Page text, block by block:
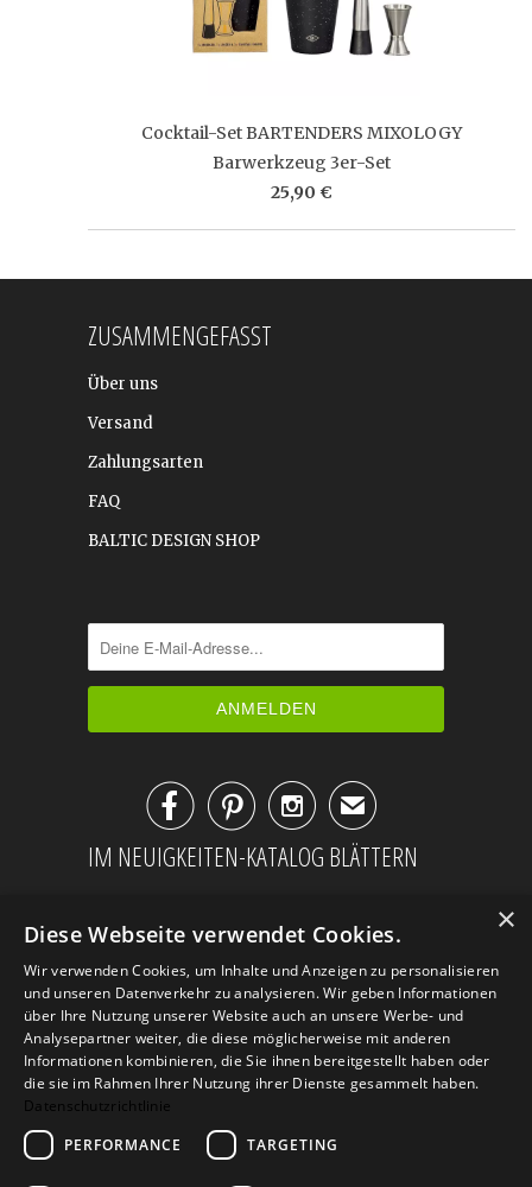
Cocktail-Set BARTENDERS MIXOLOGY
Barwerkzeug 3er-Set
25,90 €
ZUSAMMENGEFASST
Über uns
Versand
Zahlungsarten
FAQ
BALTIC DESIGN SHOP
✉
IM NEUIGKEITEN-KATALOG BLÄTTERN
AGB Datenschutz
Impressum
Kontakt
×
Diese Webseite verwendet Cookies.
Wir verwenden Cookies, um Inhalte und Anzeigen zu personalisieren
und unseren Datenverkehr zu analysieren. Wir geben Informationen
über Ihre Nutzung unserer Website auch an unsere Werbe- und
Analysepartner weiter, die diese möglicherweise mit anderen
Informationen kombinieren, die Sie ihnen bereitgestellt haben oder
die sie im Rahmen Ihrer Nutzung ihrer Dienste gesammelt haben.
Datenschutzrichtlinie
PERFORMANCE
TARGETING